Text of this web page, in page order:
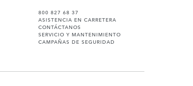
800 827 68 37
ASISTENCIA EN CARRETERA
CONTÁCTANOS
SERVICIO Y MANTENIMIENTO
CAMPAÑAS DE SEGURIDAD